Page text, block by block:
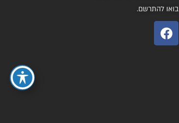
בואו להתרשם.